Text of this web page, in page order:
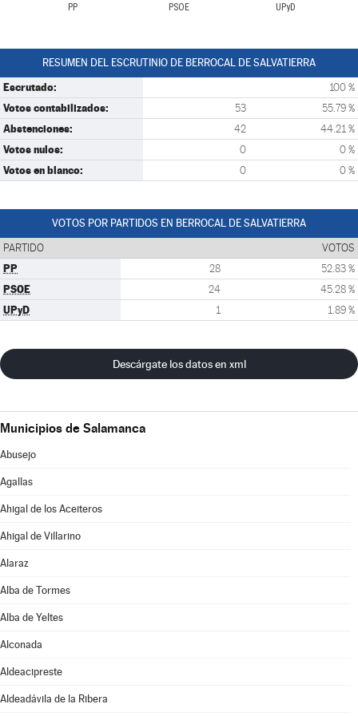
PP PSOE UPyD
RESUMEN DEL ESCRUTINIO DE BERROCAL DE SALVATIERRA
Escrutado: 100 %
Votos contabilizados: 53 55.79 %
Abstenciones: 42 44.21 %
Votos nulos: 0 0 %
Votos en blanco: 0 0 %
VOTOS POR PARTIDOS EN BERROCAL DE SALVATIERRA
PARTIDO VOTOS
PP 28 52.83 %
PSOE 24 45.28 %
UPyD 1 1.89 %
Descárgate los datos en xml
Municipios de Salamanca
Abusejo
Agallas
Ahigal de los Aceiteros
Ahigal de Villarino
Alaraz
Alba de Tormes
Alba de Yeltes
Alconada
Aldeacipreste
Aldeadávila de la Ribera